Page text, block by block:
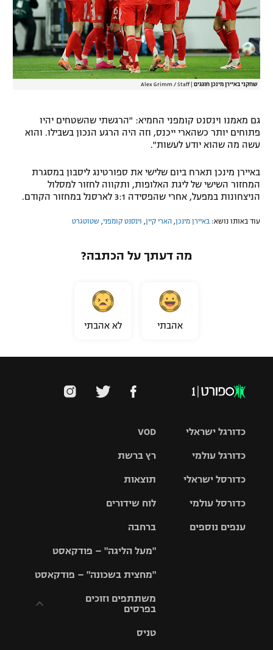
שחקני באיירן מינכן חוגגים |
Alex Grimm / Staff
גם מאמנו וינסנט קומפני החמיא: "הרגשתי שהשטחים יהיו
פתוחים יותר כשהארי ייכנס, וזה היה הרגע הנכון בשבילו. והוא
עשה מה שהוא יודע לעשות".
באיירן מינכן תארח ביום שלישי את ספורטינג ליסבון במסגרת
המחזור השישי של ליגת האלופות, ותקווה לחזור למסלול
הניצחונות במפעל, אחרי שהפסידה 3:1 לארסנל במחזור הקודם.
עוד באותו נושא: באיירן מינכן הארי קיין וינסנט קומפני שטוטגרט
מה דעתך על הכתבה?
אהבתי לא אהבתי
VOD
רץ ברשת
תוצאות
לוח שידורים
ברחבה
"מעל הליגה" – פודקאסט
"מחצית בשכונה" – פודקאסט
משתתפים וזוכים
בפרסים
טניס
כדורגל ישראלי
גביע הטוטו
כדורגל עולמי
האלופות
ליגה
כדורסל ישראלי
סל
כדורסל עולמי
ענפים נוספים